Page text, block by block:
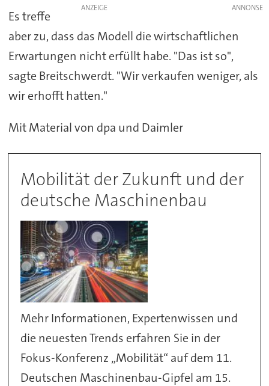
ANZEIGE
Es treffe
aber zu, dass das Modell die wirtschaftlichen
Erwartungen nicht erfüllt habe. "Das ist so",
sagte Breitschwerdt. "Wir verkaufen weniger, als
wir erhofft hatten."
Mit Material von dpa und Daimler
Mobilität der Zukunft und der
deutsche Maschinenbau
Mehr Informationen, Expertenwissen und
die neuesten Trends erfahren Sie in der
Fokus-Konferenz „Mobilität“ auf dem 11.
Deutschen Maschinenbau-Gipfel am 15.